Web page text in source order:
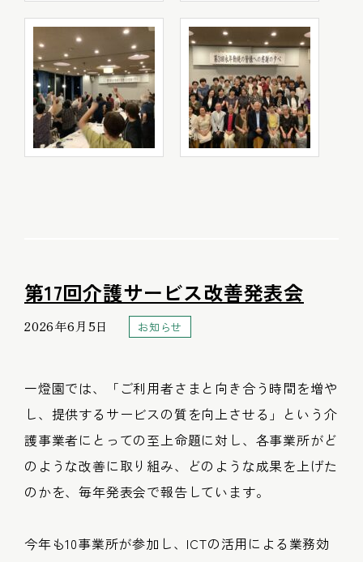
第17回介護サービス改善発表会
2026年6月5日 お知らせ
一燈園では、「ご利用者さまと向き合う時間を増や
し、提供するサービスの質を向上させる」という介
護事業者にとっての至上命題に対し、各事業所がど
のような改善に取り組み、どのような成果を上げた
のかを、毎年発表会で報告しています。
今年も10事業所が参加し、ICTの活用による業務効